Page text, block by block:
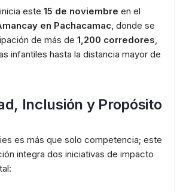
este 15 de noviembre en el
en Pachacamac, donde se
de más de 1,200 corredores,
infantiles hasta la distancia mayor de
Inclusión y Propósito
es más que solo competencia; este
integra dos iniciativas de impacto